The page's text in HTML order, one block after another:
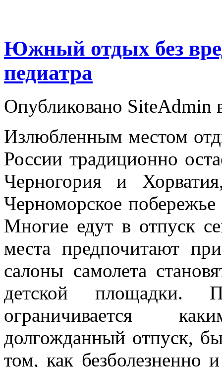
Южный отдых без
педиатра
Опубликовано SiteAdmin
Излюбленным местом
России традиционно
Черногория и
Черноморское
Многие едут в отпуск
места предпочитают
салоны самолета
детской площадки.
ограничивается
долгожданный отпуск,
том, как безболезненно